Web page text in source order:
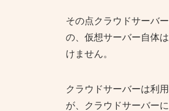
その点クラウドサーバ
の、仮想サーバー自体
けません。
クラウドサーバーは利
が、クラウドサーバー